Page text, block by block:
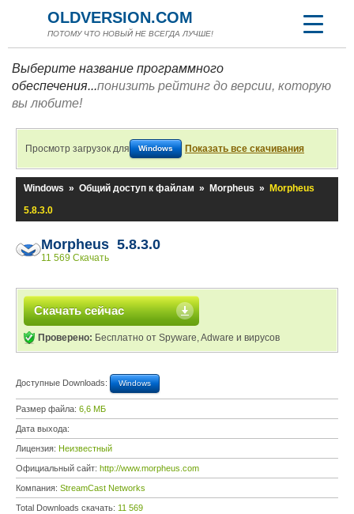
OLDVERSION.COM
ПОТОМУ ЧТО НОВЫЙ НЕ ВСЕГДА ЛУЧШЕ!
Выберите название программного
обеспечения...понизить рейтинг до версии, которую
вы любите!
Просмотр загрузок для Windows Показать все скачивания
Windows » Общий доступ к файлам » Morpheus »
Morpheus
5.8.3.0
Morpheus 5.8.3.0
11 569 Скачать
Скачать сейчас
Проверено: Бесплатно от Spyware, Adware и вирусов
Доступные Downloads: Windows
Размер файла: 6,6 МБ
Дата выхода:
Лицензия: Неизвестный
Официальный сайт: http://www.morpheus.com
Компания: StreamCast Networks
Total Downloads скачать: 11 569